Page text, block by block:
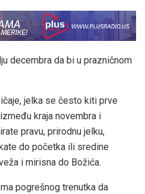
decembra da bi u prazničnom
jelka se često kiti prve
kraja novembra i
pravu, prirodnu jelku,
do početka ili sredine
i mirisna do Božića.
pogrešnog trenutka da